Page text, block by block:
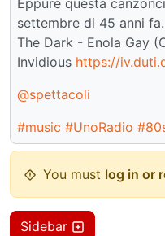
Eppure questa
settembre di 45 anni
The Dark - Enola Gay
Invidious https://
@spettacoli
#music #UnoRadio
You must log in or
Sidebar